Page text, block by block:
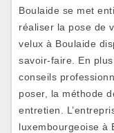
Boulaide se met
réaliser la pose de
velux à Boulaide
savoir-faire. En
conseils
poser, la méthode
entretien.
luxembourgeoise à